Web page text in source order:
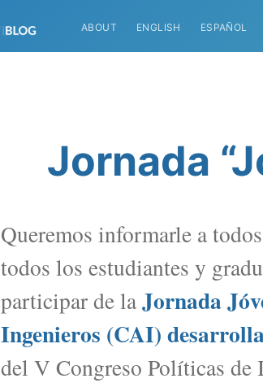
ABOUT ENGLISH ESPAÑOL
Jornada
Queremos informarle a
todos los estudiantes y
participar de laJornada
Ingenieros (CAI)
del V Congreso Políticas de